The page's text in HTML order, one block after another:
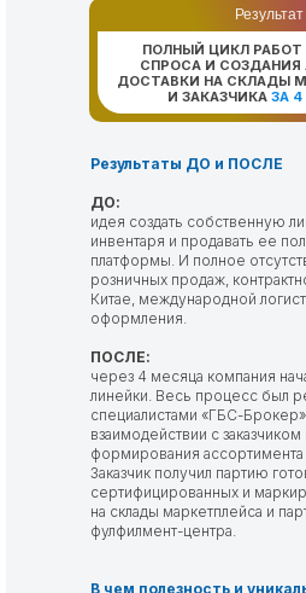
Результаты ДО и ПОСЛЕ
ДО:
идея создать собственную
инвентаря и продавать ее
платформы. И полное
розничных продаж,
Китае, международной
оформления.
ПОСЛЕ:
через 4 месяца компания
линейки. Весь процесс был
специалистами «ГБС-
взаимодействии с заказчиком
формирования ассортимента
Заказчик получил партию
сертифицированных и
на склады маркетплейса и
фулфилмент-центра.
В чем полезность и
Результат
ПОЛНЫЙ ЦИКЛ РАБОТ
СПРОСА И СОЗДАНИЯ
ДОСТАВКИ НА СКЛАДЫ
И ЗАКАЗЧИКА ЗА